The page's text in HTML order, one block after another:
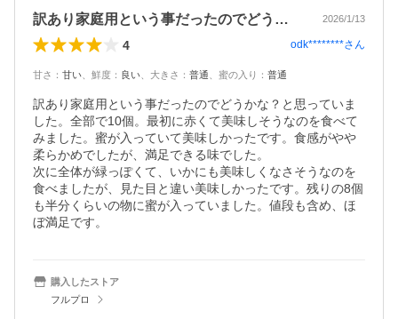
訳あり家庭用という事だったのでどうかな… 2026/1/13
4 odk********さん
甘さ ： 甘い 鮮度 ： 良い 大きさ ： 普通 蜜の入り ： 普通
訳あり家庭用という事だったのでどうかな？と思っていま
した。全部で10個。最初に赤くて美味しそうなのを食べて
みました。蜜が入っていて美味しかったです。食感がやや
柔らかめでしたが、満足できる味でした。
次に全体が緑っぽくて、いかにも美味しくなさそうなのを
食べましたが、見た目と違い美味しかったです。残りの8個
も半分くらいの物に蜜が入っていました。値段も含め、ほ
購入したストア
フルプロ